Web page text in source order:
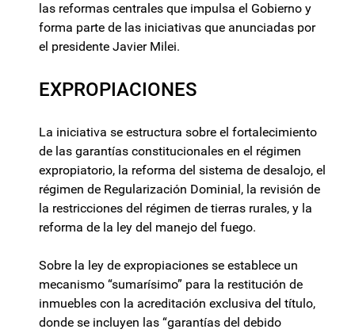
las reformas centrales que impulsa el Gobierno y
forma parte de las iniciativas que anunciadas por
el presidente Javier Milei.
EXPROPIACIONES
La iniciativa se estructura sobre el fortalecimiento
de las garantías constitucionales en el régimen
expropiatorio, la reforma del sistema de desalojo, el
régimen de Regularización Dominial, la revisión de
la restricciones del régimen de tierras rurales, y la
reforma de la ley del manejo del fuego.
Sobre la ley de expropiaciones se establece un
mecanismo “sumarísimo” para la restitución de
inmuebles con la acreditación exclusiva del título,
donde se incluyen las “garantías del debido